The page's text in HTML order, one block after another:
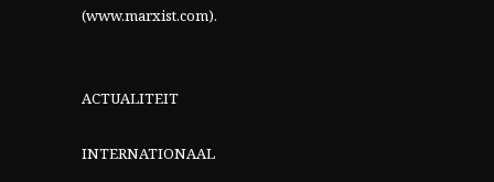
(www.marxist.com).
ACTUALITEIT
INTERNATIONAAL